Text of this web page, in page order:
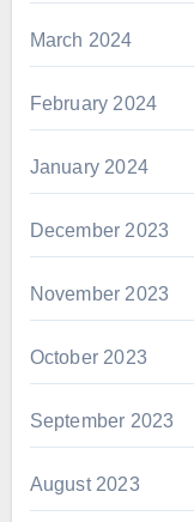
March 2024
February 2024
January 2024
December 2023
November 2023
October 2023
September 2023
August 2023